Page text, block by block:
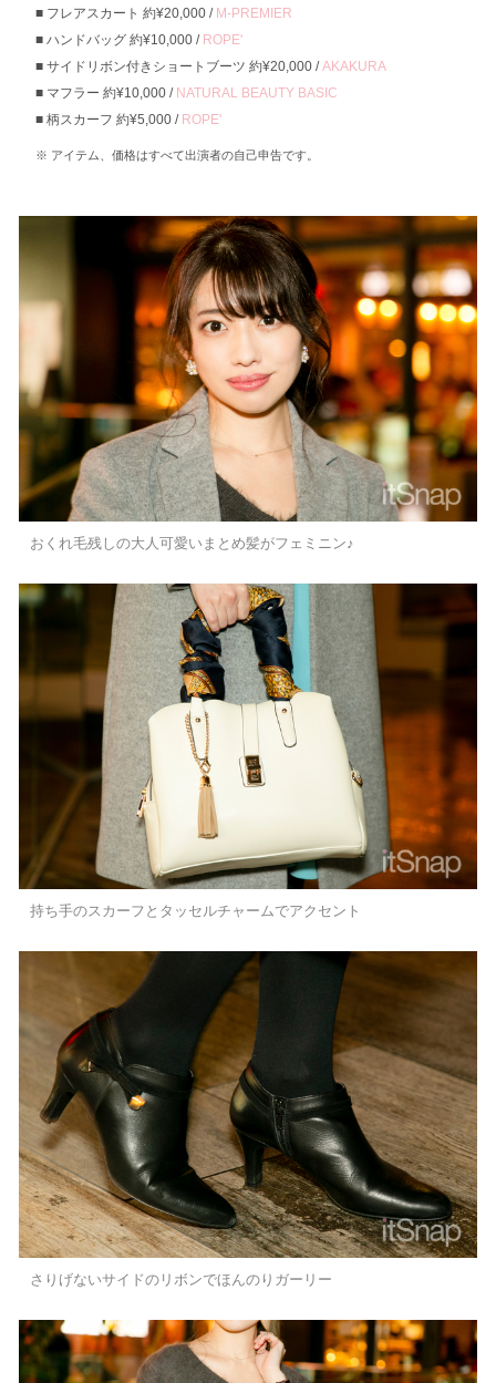
フレアスカート 約¥20,000 / M-PREMIER
ハンドバッグ 約¥10,000 / ROPE'
サイドリボン付きショートブーツ 約¥20,000 /AKAKURA
マフラー 約¥10,000 / NATURAL BEAUTY BASIC
柄スカーフ 約¥5,000 / ROPE'
アイテム、価格はすべて出演者の自己申告です。
おくれ毛残しの大人可愛いまとめ髪がフェミニン♪
持ち手のスカーフとタッセルチャームでアクセント
さりげないサイドのリボンでほんのりガーリー